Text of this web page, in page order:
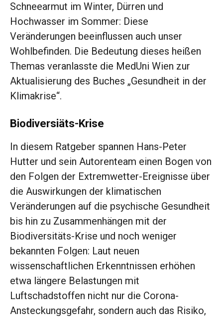
Schneearmut im Winter, Dürren und
Hochwasser im Sommer: Diese
Veränderungen beeinflussen auch unser
Wohlbefinden. Die Bedeutung dieses heißen
Themas veranlasste die MedUni Wien zur
Aktualisierung des Buches „Gesundheit in der
Klimakrise“.
Biodiversiäts-Krise
In diesem Ratgeber spannen Hans-Peter
Hutter und sein Autorenteam einen Bogen von
den Folgen der Extrem­wetter-Ereignisse über
die Auswirkungen der klima­tischen
Veränderungen auf die psychische Gesundheit
bis hin zu Zusammenhängen mit der
Biodiversitäts-Krise und noch weniger
bekannten Folgen: Laut neuen
wissenschaftlichen Erkenntnissen erhöhen
etwa längere Belastungen mit
Luftschadstoffen nicht nur die Corona-
Ansteckungsgefahr, sondern auch das Risiko,